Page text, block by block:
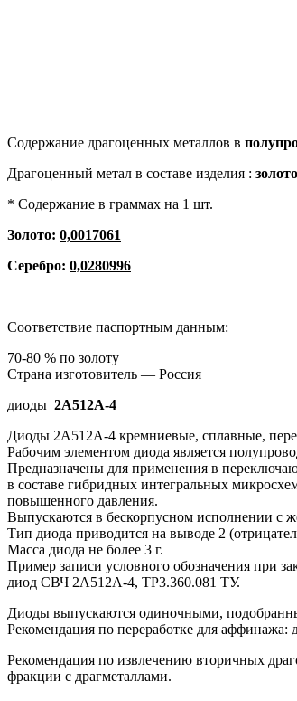
Содержание драгоценных металлов в
Драгоценный метал в составе изделия : золото
* Содержание в граммах на 1 шт.
Золото: 0,0017061
Серебро: 0,0280996
Соответствие паспортным данным:
70-80 % по золоту
Страна изготовитель — Россия
диоды 2А512А-4
Диоды 2А512А-4 кремниевые, сплавные,
Рабочим элементом диода является
Предназначены для применения в
в составе гибридных интегральных
повышенного давления.
Выпускаются в бескорпусном исполнении с
Тип диода приводится на выводе 2
Масса диода не более 3 г.
Пример записи условного обозначения при
диод СВЧ 2А512А-4, ТР3.360.081 ТУ.
Диоды выпускаются одиночными,
Рекомендация по переработке для
Рекомендация по извлечению вторичных
фракции с драгметаллами.